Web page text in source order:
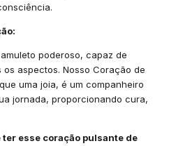
poderoso, capaz de
aspectos. Nosso Coração de
uma joia, é um companheiro
jornada, proporcionando cura,
esse coração pulsante de